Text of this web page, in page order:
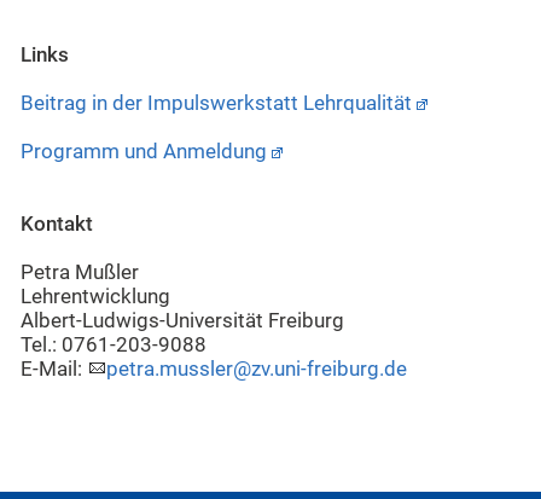
Links
Beitrag in der Impulswerkstatt Lehrqualität
Programm und Anmeldung
Kontakt
Petra Mußler
Lehrentwicklung
Albert-Ludwigs-Universität Freiburg
Tel.: 0761-203-9088
E-Mail:
petra.mussler@zv.uni-freiburg.de